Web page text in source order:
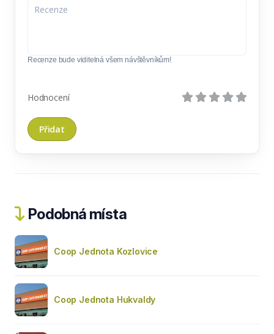
Recenze bude viditelná všem návštěvníkům!
Hodnocení
Podobná místa
Coop Jednota Kozlovice
Coop Jednota Hukvaldy